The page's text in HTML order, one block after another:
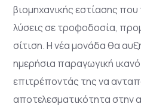
βιομηχανικής εστίασης
λύσεις σε τροφοδοσία,
σίτιση. Η νέα μονάδα θα
ημερήσια παραγωγική
επιτρέποντάς της να
αποτελεσματικότητα στην